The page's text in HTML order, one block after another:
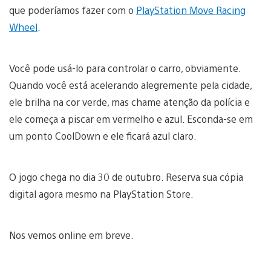
que poderíamos fazer com o PlayStation Move Racing
Wheel
Você pode usá-lo para controlar o carro, obviamente.
Quando você está acelerando alegremente pela cidade,
ele brilha na cor verde, mas chame atenção da polícia e
ele começa a piscar em vermelho e azul. Esconda-se em
um ponto CoolDown e ele ficará azul claro.
O jogo chega no dia 30 de outubro. Reserva sua cópia
digital agora mesmo na PlayStation Store.
Nos vemos online em breve.